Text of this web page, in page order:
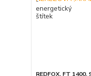
REDFOX, FT 1400,